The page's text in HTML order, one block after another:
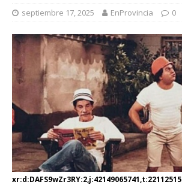
septiembre 17, 2025 EnProvincia 0
xr:d:DAFS9wZr3RY:2,j:42149065741,t:22112515